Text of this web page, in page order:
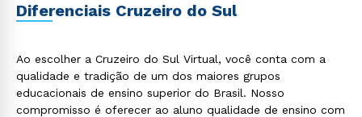
Diferenciais Cruzeiro do Sul
Ao escolher a Cruzeiro do Sul Virtual, você conta com a
qualidade e tradição de um dos maiores grupos
educacionais de ensino superior do Brasil. Nosso
compromisso é oferecer ao aluno qualidade de ensino com
Rápido e fácil
WhatsApp
ou